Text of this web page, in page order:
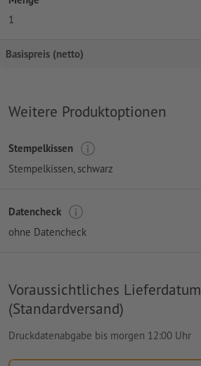
1
Basispreis (netto)
Weitere Produktoptionen
Stempelkissen
Stempelkissen, schwarz
Datencheck
ohne Datencheck
Voraussichtliches Lieferdatum
(Standardversand)
Druckdatenabgabe bis morgen 12:00 Uhr